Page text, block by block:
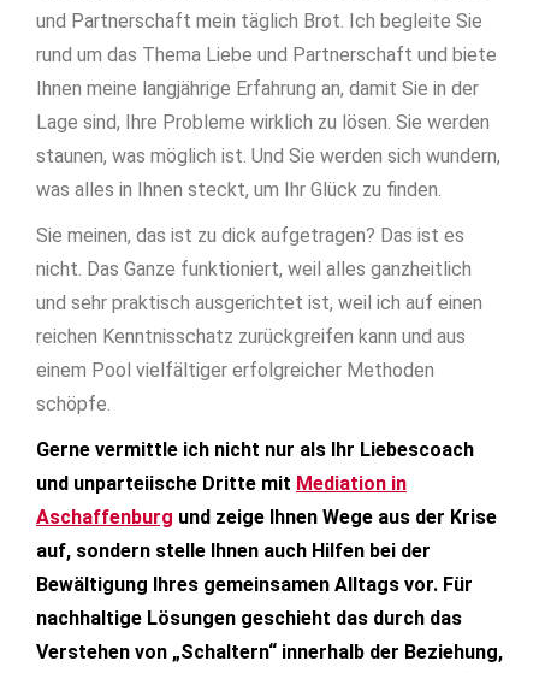
und Partnerschaft mein täglich Brot. Ich begleite Sie
rund um das Thema Liebe und Partnerschaft und biete
Ihnen meine langjährige Erfahrung an, damit Sie in der
Lage sind, Ihre Probleme wirklich zu lösen. Sie werden
staunen, was möglich ist. Und Sie werden sich wundern,
was alles in Ihnen steckt, um Ihr Glück zu finden.
Sie meinen, das ist zu dick aufgetragen? Das ist es
nicht. Das Ganze funktioniert, weil alles ganzheitlich
und sehr praktisch ausgerichtet ist, weil ich auf einen
reichen Kenntnisschatz zurückgreifen kann und aus
einem Pool vielfältiger erfolgreicher Methoden
schöpfe.
Gerne vermittle ich nicht nur als Ihr Liebescoach
und unparteiische Dritte mit Mediation in
Aschaffenburg und zeige Ihnen Wege aus der Krise
auf, sondern stelle Ihnen auch Hilfen bei der
Bewältigung Ihres gemeinsamen Alltags vor. Für
nachhaltige Lösungen geschieht das durch das
Verstehen von „Schaltern“ innerhalb der Beziehung,